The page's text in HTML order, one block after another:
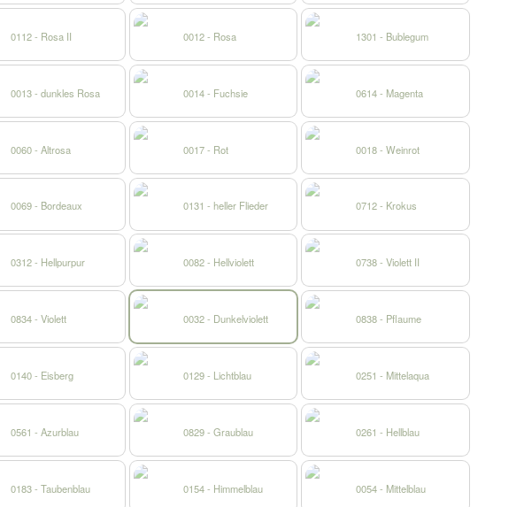
0112 - Rosa II 0012 - Rosa 1301 - Bublegum
0013 - dunkles Rosa 0014 - Fuchsie 0614 - Magenta
0060 - Altrosa 0017 - Rot 0018 - Weinrot
0069 - Bordeaux 0131 - heller Flieder 0712 - Krokus
0312 - Hellpurpur 0082 - Hellviolett 0738 - Violett II
0834 - Violett 0032 - Dunkelviolett 0838 - Pflaume
0140 - Eisberg 0129 - Lichtblau 0251 - Mittelaqua
0561 - Azurblau 0829 - Graublau 0261 - Hellblau
0183 - Taubenblau 0154 - Himmelblau 0054 - Mittelblau